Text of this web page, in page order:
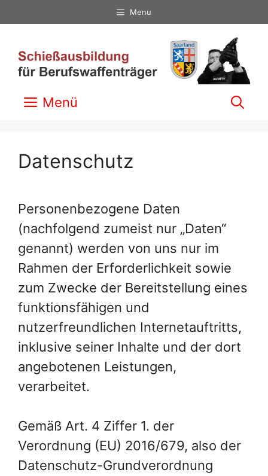
Inhalt
springen
Menu
Menü
Datenschutz
Personenbezogene Daten
(nachfolgend zumeist nur „Daten“
genannt) werden von uns nur im
Rahmen der Erforderlichkeit sowie
zum Zwecke der Bereitstellung eines
funktionsfähigen und
nutzerfreundlichen Internetauftritts,
inklusive seiner Inhalte und der dort
angebotenen Leistungen,
verarbeitet.
Gemäß Art. 4 Ziffer 1. der
Verordnung (EU) 2016/679, also der
Datenschutz-Grundverordnung